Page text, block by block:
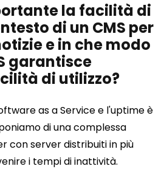
la facilità di
di un CMS per
e in che modo
garantisce
di utilizzo?
as a Service e l'uptime è
di una complessa
con server distribuiti in più
i tempi di inattività.